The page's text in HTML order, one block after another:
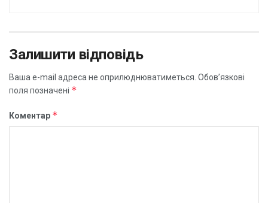
Залишити відповідь
Ваша e-mail адреса не оприлюднюватиметься. Обов’язкові
поля позначені *
Коментар *